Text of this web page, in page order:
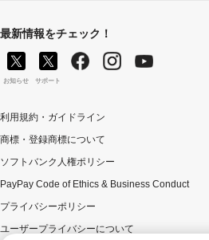
最新情報をチェック！
お知らせ サポート
利用規約・ガイドライン
商標・登録商標について
ソフトバンク人権ポリシー
PayPay Code of Ethics & Business Conduct
プライバシーポリシー
ユーザープライバシーについて